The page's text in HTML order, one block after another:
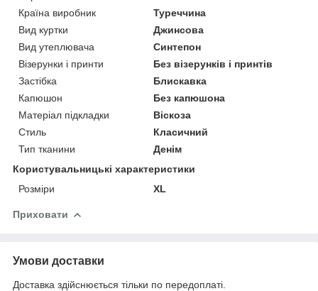
Країна виробник
Туреччина
Вид куртки
Джинсова
Вид утеплювача
Синтепон
Візерунки і принти
Без візерунків і принтів
Застібка
Блискавка
Капюшон
Без капюшона
Матеріал підкладки
Віскоза
Стиль
Класичний
Тип тканини
Денім
Користувальницькі характеристики
Розміри
XL
Приховати
Умови доставки
Доставка здійснюється тільки по передоплаті.